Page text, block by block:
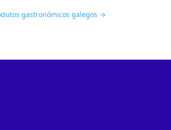
gastronómicos galegos →